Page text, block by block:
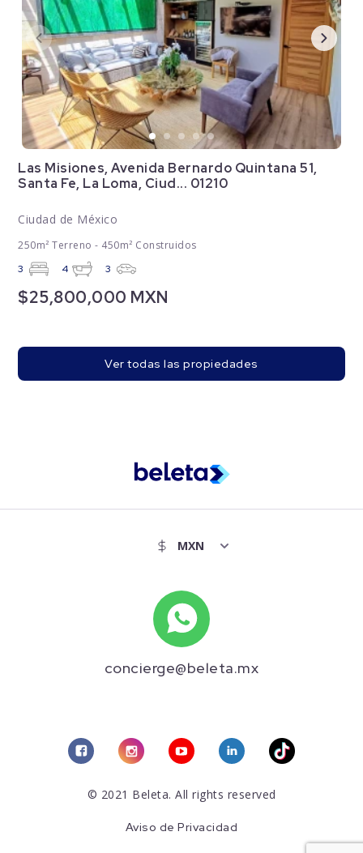
Las Misiones, Avenida Bernardo Quintana 51,
Santa Fe, La Loma, Ciud... 01210
Ciudad de México
250m² Terreno - 450m² Construidos
3 4 3
$25,800,000 MXN
Ver todas las propiedades
concierge@beleta.mx
© 2021 Beleta. All rights reserved
Aviso de Privacidad